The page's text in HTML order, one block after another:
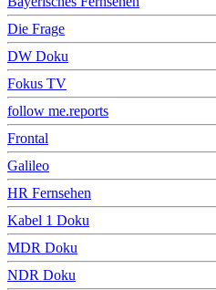
Die Frage
DW Doku
Fokus TV
follow me.reports
Frontal
Galileo
HR Fernsehen
Kabel 1 Doku
MDR Doku
NDR Doku